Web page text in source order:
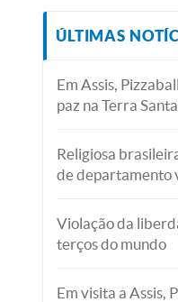
ÚLTIMAS
Em Assis,
paz na Terra Santa
Religiosa
de departamento
Violação da
terços do mundo
Em visita a Assis,